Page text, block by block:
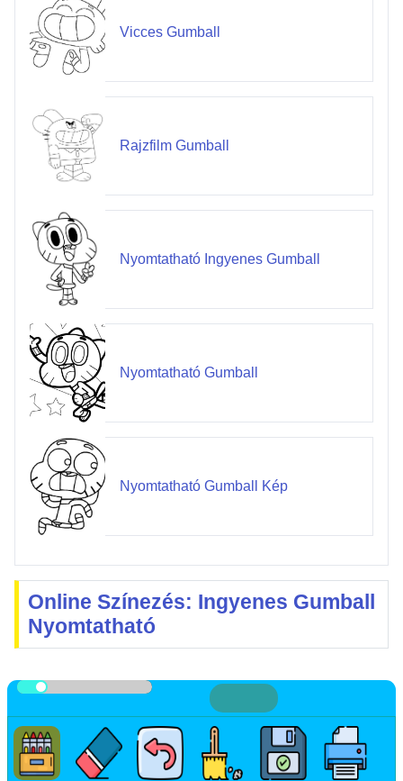
Vicces Gumball
Rajzfilm Gumball
Nyomtatható Ingyenes Gumball
Nyomtatható Gumball
Nyomtatható Gumball Kép
Online Színezés: Ingyenes Gumball
Nyomtatható